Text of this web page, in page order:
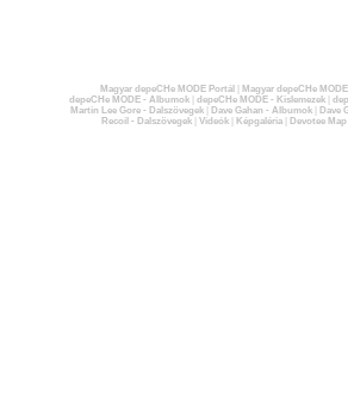
Magyar depeCHe MODE Portál
Magyar depeCHe
depeCHe MODE - Albumok| depeCHe MODE - Kislemezek|
Martin Lee Gore - Dalszövegek| Dave Gahan - Albumok|
Dave
Recoil - Dalszövegek| Videók| Képgaléria| Devotee Map